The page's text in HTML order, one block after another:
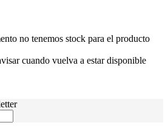
no tenemos stock para el producto
cuando vuelva a estar disponible